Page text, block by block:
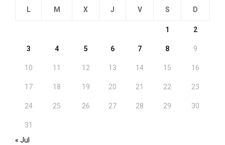
L M X J V S D
1 2
3 4 5 6 7 8 9
10 11 12 13 14 15 16
17 18 19 20 21 22 23
24 25 26 27 28 29 30
31
« Jul